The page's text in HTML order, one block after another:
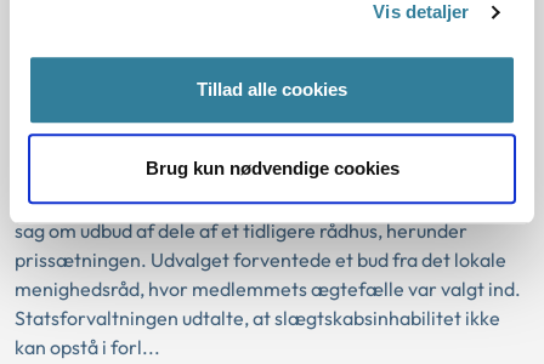
Vis detaljer
Tillad alle cookies
Brug kun nødvendige cookies
Selskabsinhabilitet
Slægtskabsinhabilitet
Speciel inhabilitet
Øvrige omstændigheder - inhabilitet
Statsforvaltningen Syddanmark
Økonomiudvalget i Assens Kommune havde erklæret et
medlem for inhabilt i forbindelse med behandlingen af en
sag om udbud af dele af et tidligere rådhus, herunder
prissætningen. Udvalget forventede et bud fra det lokale
menighedsråd, hvor medlemmets ægtefælle var valgt ind.
Statsforvaltningen udtalte, at slægtskabsinhabilitet ikke
kan opstå i forl...